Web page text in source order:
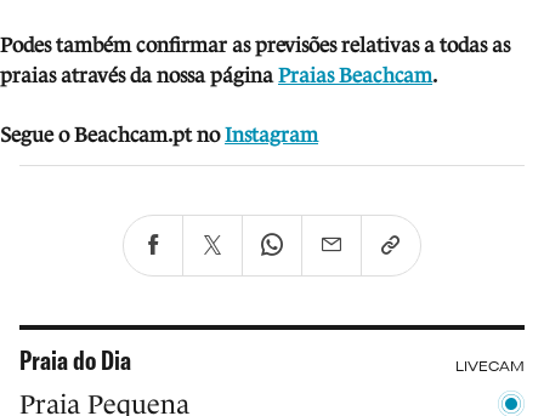
Podes também confirmar as previsões relativas a todas as
praias através da nossa páginaPraias Beachcam.
Segue o Beachcam.pt no Instagram
Praia do Dia LIVECAM
Praia Pequena